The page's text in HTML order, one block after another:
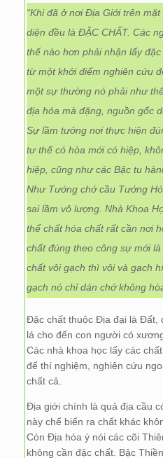
“Khi đã ở nơi Địa Giới trên
diện đều là ĐẶC CHẤT. Các
thế nào hơn phải nhận lấy
từ một khởi điểm nghiên cứu
một sự thường nó phải như
địa hóa mà đặng, nguồn gốc
Sự lầm tưởng nơi thực hiện
tư thế có hòa mới có hiệp,
hiệp, cũng như các Bậc tu
Như Tướng chớ cầu Tướng
sai lầm vô lượng. Nhà Khoa
thể chất hóa chất rất cần nơi
chất đúng theo công sự mới
chất vôi gạch thì vôi và gạch
gạch nó chỉ dán chớ không
Đặc chất thuộc Địa đại là Đất,
lá cho đến con người có
Các nhà khoa học lấy các
để thí nghiệm, nghiên cứu
chất cả.
Địa giới chính là quả địa cầu
này chế biến ra chất khác
Còn Địa hóa ý nói các cõi
không cần đặc chất. Bậc